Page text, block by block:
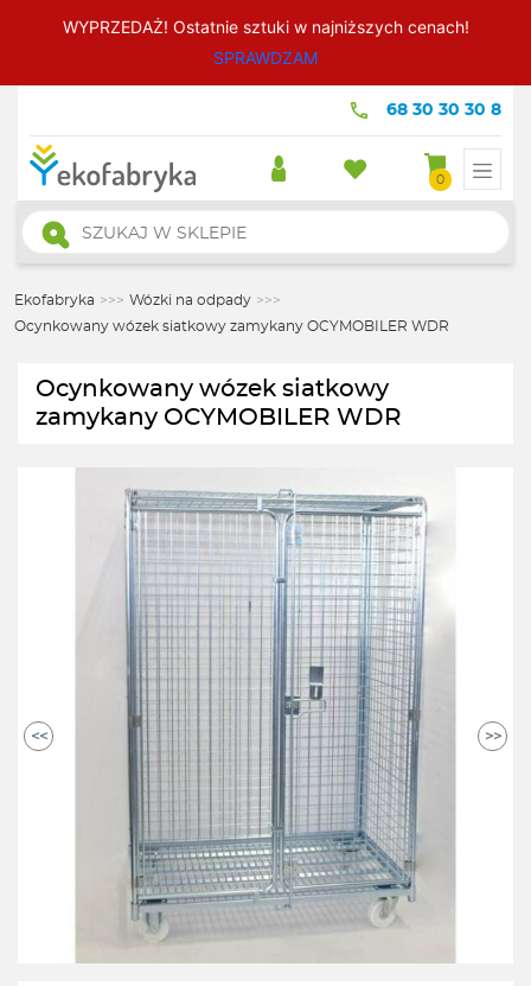
WYPRZEDAŻ! Ostatnie sztuki w najniższych cenach!
SPRAWDZAM
68 30 30 30 8
0
Wyszukiwarka
produktów
Ekofabryka >>> Wózki na odpady >>>
Ocynkowany wózek siatkowy zamykany OCYMOBILER WDR
Ocynkowany wózek siatkowy
zamykany OCYMOBILER WDR
<< >>